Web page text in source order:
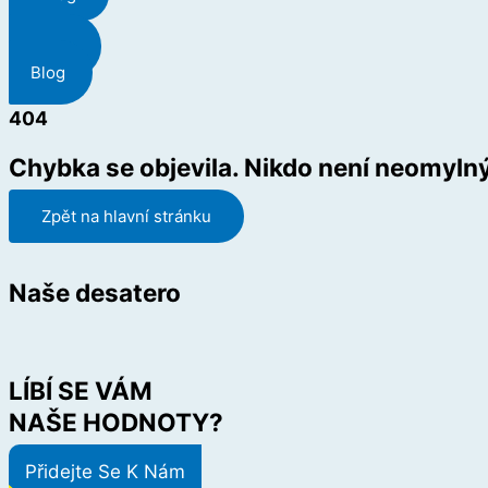
Blog
404
Chybka se objevila. Nikdo není
Zpět na hlavní stránku
Naše desatero
LÍBÍ SE VÁM
NAŠE HODNOTY?
Přidejte Se K Nám